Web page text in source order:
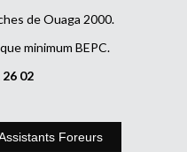
de Ouaga 2000.
minimum BEPC.
02
Foreurs